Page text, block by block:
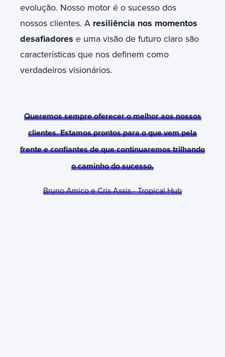
evolução. Nosso motor é o sucesso dos
nossos clientes. A resiliência nos momentos
desafiadores e uma visão de futuro claro são
características que nos definem como
verdadeiros visionários.
Queremos sempre oferecer o melhor aos nossos
clientes. Estamos prontos para o que vem pela
frente e confiantes de que continuaremos trilhando
o caminho do sucesso.
Bruno Amico e Cris Assis - Tropical Hub